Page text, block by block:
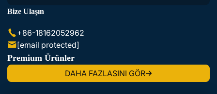
Bize Ulaşın
+86-18162052962
[email protected]
Premium Ürünler
DAHA FAZLASINI GÖR